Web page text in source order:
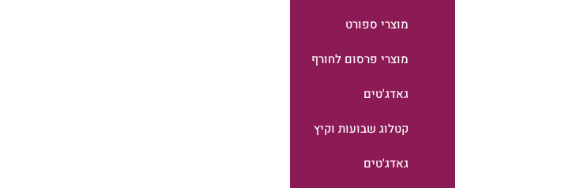
מוצרי ספורט
מוצרי פרסום לחורף
גאדג'טים
קטלוג שבועות וקיץ
גאדג'טים